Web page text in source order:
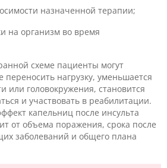
назначенной терапии;
на организм во время
схеме пациенты могут
переносить нагрузку, уменьшается
или головокружения, становится
и участвовать в реабилитации.
капельниц после инсульта
от объема поражения, срока после
заболеваний и общего плана